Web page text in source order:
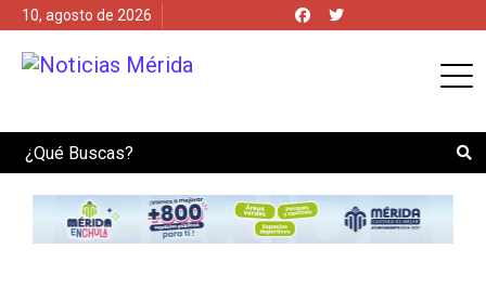
10, agosto de 2026
Search